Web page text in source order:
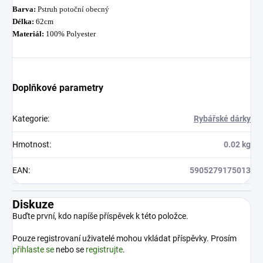
Barva: Pstruh potoční obecný
Délka: 62cm
Materiál: 100% Polyester
Doplňkové parametry
Kategorie: Rybářské dárky
Hmotnost: 0.02 kg
EAN: 5905279175013
Diskuze
Buďte první, kdo napíše příspěvek k této položce.
Pouze registrovaní uživatelé mohou vkládat příspěvky. Prosím
přihlaste se nebo se registrujte.